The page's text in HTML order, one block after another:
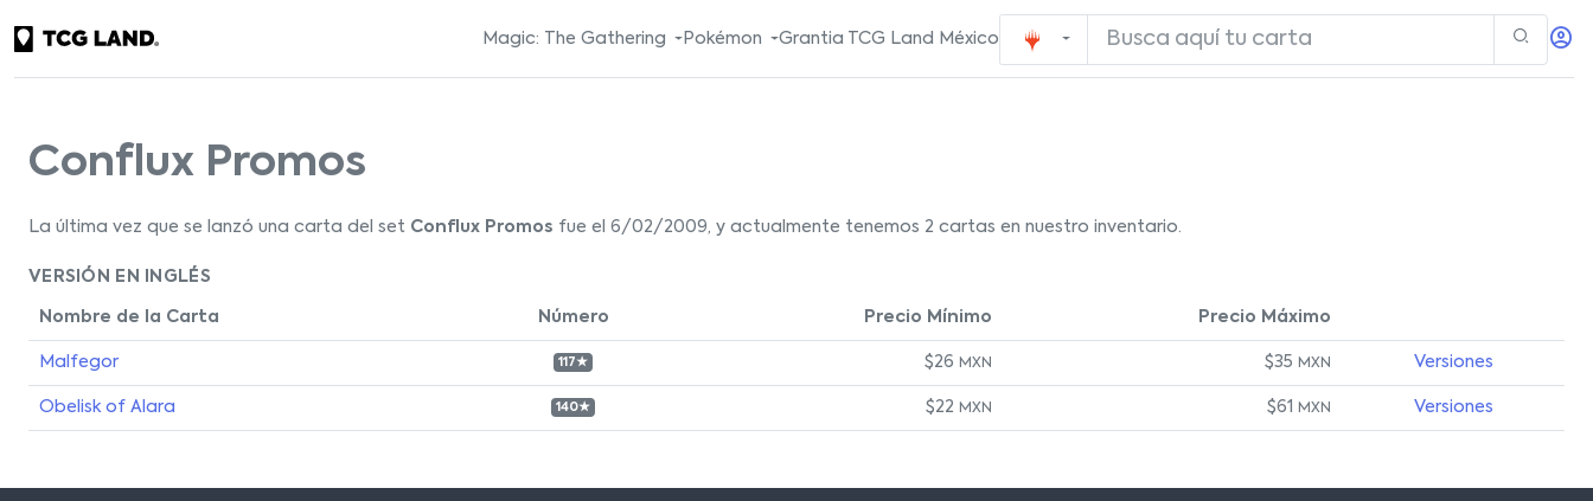
Magic: The Gathering Pokémon Grantia TCG Land México
Conflux Promos
La última vez que se lanzó una carta del set Conflux Promos fue el 6/02/2009, y actualmente tenemos 2 cartas en nuestro inventario.
VERSIÓN EN INGLÉS
Nombre de la Carta Número Precio Mínimo Precio Máximo
Malfegor 117★ $26 MXN $35 MXN Versiones
Obelisk of Alara 140★ $22 MXN $61 MXN Versiones